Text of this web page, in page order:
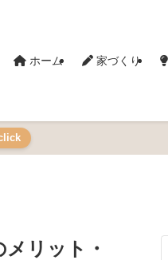
ホーム 家づくり
リット・